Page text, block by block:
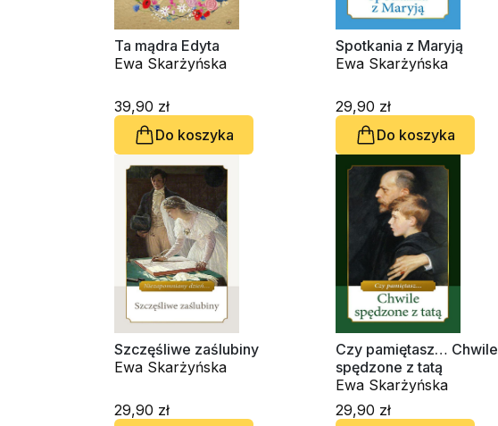
Ta mądra Edyta
Ewa Skarżyńska
39,90 zł
Do koszyka
Spotkania z Maryją
Ewa Skarżyńska
29,90 zł
Do koszyka
Szczęśliwe zaślubiny
Ewa Skarżyńska
29,90 zł
Czy pamiętasz… Chwile
spędzone z tatą
Ewa Skarżyńska
29,90 zł